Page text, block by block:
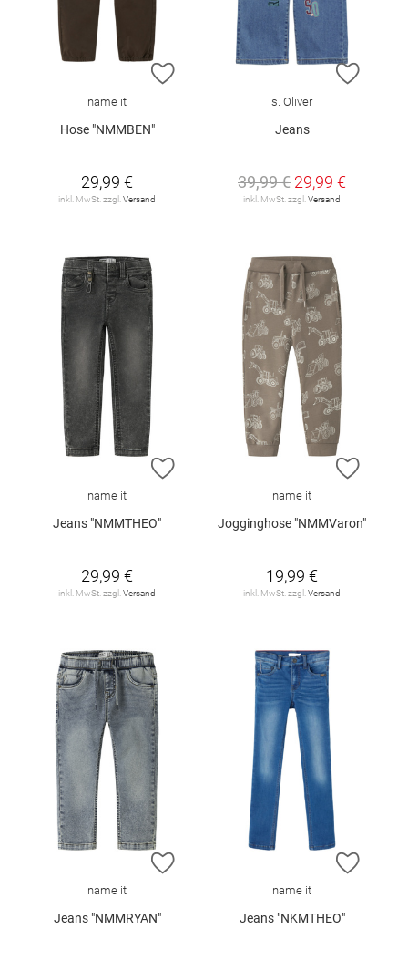
ZUR WUNSCHLISTE HINZUFÜGEN
name it
Hose "NMMBEN"
29,99 €
inkl. MwSt. zzgl. Versand
ZUR
s. Oliver
Jeans
39,99 € 29,99 €
inkl. MwSt. zzgl. Versand
ZUR WUNSCHLISTE HINZUFÜGEN
name it
Jeans "NMMTHEO"
29,99 €
inkl. MwSt. zzgl.Versand
ZUR
name it
Jogginghose "NMMVaron"
19,99 €
inkl. MwSt. zzgl.Versand
ZUR WUNSCHLISTE HINZUFÜGEN
name it
Jeans "NMMRYAN"
ZUR
name it
Jeans "NKMTHEO"